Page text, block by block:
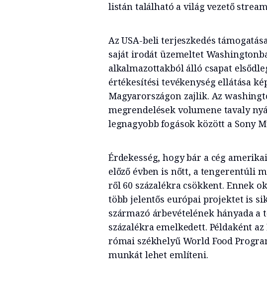
listán található a világ vezető
Az USA-beli terjeszkedés
saját irodát üzemeltet
alkalmazottakból álló csapat
értékesítési tevékenység ellátása
Magyarországon zajlik. Az
megrendelések volumene tavaly
legnagyobb fogások között a Sony
Érdekesség, hogy bár a cég
előző évben is nőtt, a tengerentúli
ről 60 százalékra csökkent. Ennek
több jelentős európai projektet is
származó árbevételének hányada
százalékra emelkedett. Példaként
római székhelyű World Food
munkát lehet említeni.